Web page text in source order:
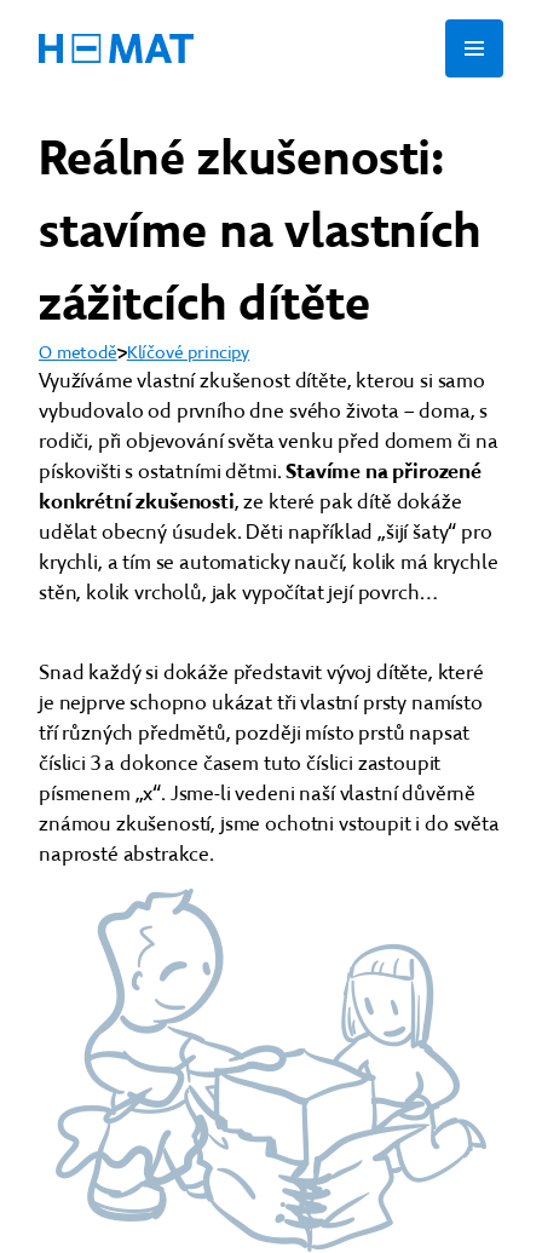
Reálné zkušenosti:
stavíme na vlastních
zážitcích dítěte
O metodě Klíčové principy
Využíváme vlastní zkušenost dítěte, kterou si samo
vybudovalo od prvního dne svého života – doma, s
rodiči, při objevování světa venku před domem či na
pískovišti s ostatními dětmi.Stavíme na přirozené
konkrétní zkušenosti, ze které pak dítě dokáže
udělat obecný úsudek. Děti například „šijí šaty“ pro
krychli, a tím se automaticky naučí, kolik má krychle
stěn, kolik vrcholů, jak vypočítat její povrch…
Snad každý si dokáže představit vývoj dítěte, které
je nejprve schopno ukázat tři vlastní prsty namísto
tří různých předmětů, později místo prstů napsat
číslici 3 a dokonce časem tuto číslici zastoupit
písmenem „x“. Jsme-li vedeni naší vlastní důvěrně
známou zkušeností, jsme ochotni vstoupit i do světa
naprosté abstrakce.